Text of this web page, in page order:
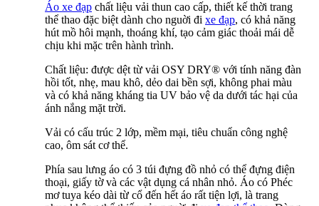
Áo xe đạp chất liệu vải thun cao cấp, thiết kế thời trang
thể thao đặc biệt dành cho nguời đi xe đạp, có khả năng
hút mồ hôi mạnh, thoáng khí, tạo cảm giác thoải mái dễ
chịu khi mặc trên hành trình.
Chất liệu: được dệt từ vải OSY DRY® với tính năng đàn
hồi tốt, nhẹ, mau khô, dẻo dai bền sợi, không phai màu
và có khả năng kháng tia UV bảo vệ da dưới tác hại của
ánh nắng mặt trời.
Vải có cấu trúc 2 lớp, mềm mại, tiêu chuẩn công nghệ
cao, ôm sát cơ thể.
Phía sau lưng áo có 3 túi đựng đồ nhỏ có thể đựng điện
thoại, giấy tờ và các vật dụng cá nhân nhỏ. Áo có Phéc
mơ tuya kéo dài từ cổ đến hết áo rất tiện lợi, là trang